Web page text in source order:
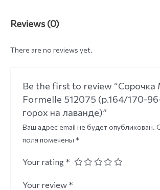
Reviews (0)
There are no reviews yet.
Be the first to review “Сорочка
Formelle 512075 (р.164/170-
горох на лаванде)”
Ваш адрес email не будет опубликован.
поля помечены *
Your rating *
Your review *